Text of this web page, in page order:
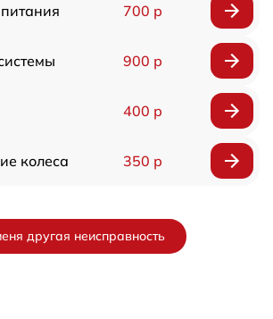
700 р
900 р
400 р
колеса 350 р
другая неисправность